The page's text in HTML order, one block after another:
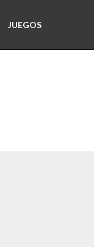
JUEGOS